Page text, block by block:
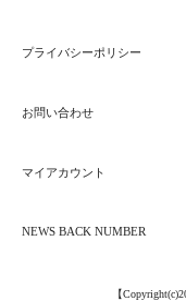
プライバシーポリシー
お問い合わせ
マイアカウント
NEWS BACK NUMBER
【